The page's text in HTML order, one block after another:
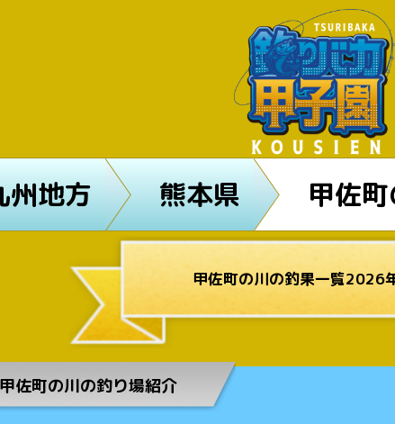
州地方 熊本県 甲佐
甲佐町の川の釣果一覧2026
甲佐町の川の釣り場紹介